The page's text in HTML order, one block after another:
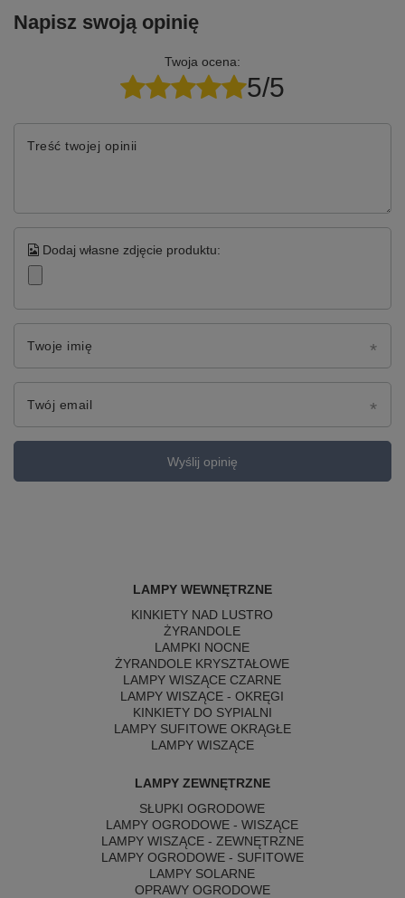
Napisz swoją opinię
Twoja ocena:
5/5
Treść twojej opinii
Dodaj własne zdjęcie produktu:
Twoje imię
Twój email
Wyślij opinię
LAMPY WEWNĘTRZNE
KINKIETY NAD LUSTRO
ŻYRANDOLE
LAMPKI NOCNE
ŻYRANDOLE KRYSZTAŁOWE
LAMPY WISZĄCE CZARNE
LAMPY WISZĄCE - OKRĘGI
KINKIETY DO SYPIALNI
LAMPY SUFITOWE OKRĄGŁE
LAMPY WISZĄCE
LAMPY ZEWNĘTRZNE
SŁUPKI OGRODOWE
LAMPY OGRODOWE - WISZĄCE
LAMPY WISZĄCE - ZEWNĘTRZNE
LAMPY OGRODOWE - SUFITOWE
LAMPY SOLARNE
OPRAWY OGRODOWE